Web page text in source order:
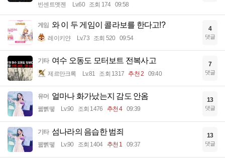
빈센트멧젠 Lv.60 조회 174 09:58
게임 와 이 두 게임이 콜라보를 한다고!?
레이키얀 Lv.73 조회 520 09:54
4
댓글
기타 여수 오동도 모터보트 전복사고
제르만크록 Lv.81 조회 1317 추천 2 09:40
7
댓글
유머 얼마나 화가났는지 감도 안옴
꿻뻵뗗 Lv.90 조회 1476 추천 4 09:39
13
댓글
기타 섬나라의 음습한 범죄
꿻뻵뗗 Lv.90 조회 1404 추천 1 09:37
13
댓글